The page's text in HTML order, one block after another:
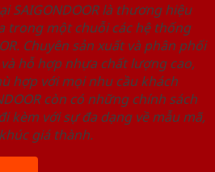
SAIGONDOOR là thương hiệu
trong một chuỗi các hệ thống
Chuyên sản xuất và phân phối
hỗ hợp nhựa chất lượng cao,
hợp với mọi nhu cầu khách
còn có những chính sách
kèm với sự đa dạng về mẫu mã,
giá thành.